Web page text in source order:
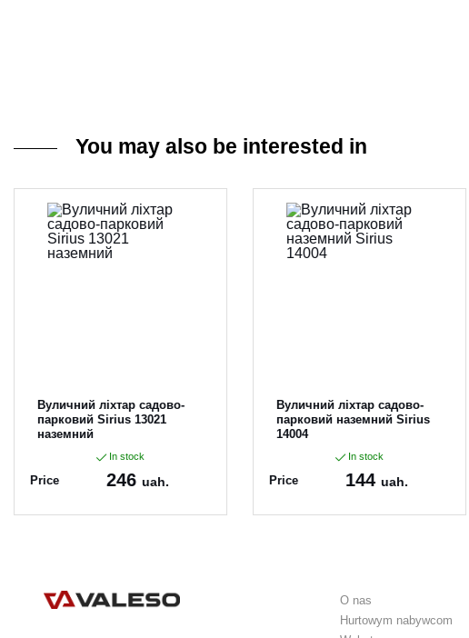
You may also be interested in
Вуличний ліхтар садово-
парковий Sirius 13021
наземний
In stock
Price 246uah.
Вуличний ліхтар садово-
парковий наземний Sirius
14004
In stock
Price 144uah.
O nas
Hurtowym nabywcom